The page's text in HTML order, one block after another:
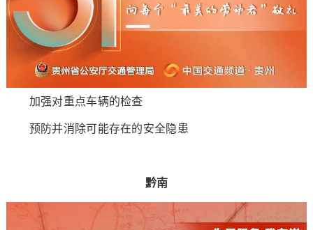
加强对重点车辆的检查
预防并消除可能存在的安全隐患
黔南